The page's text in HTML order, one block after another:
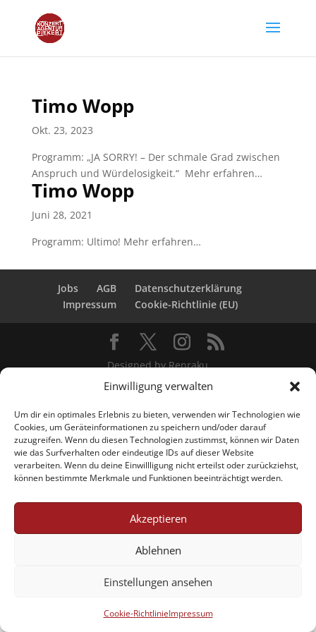
Einwilligung verwalten
Um dir ein optimales Erlebnis zu bieten, verwenden wir Technologien wie
Cookies, um Geräteinformationen zu speichern und/oder darauf
zuzugreifen. Wenn du diesen Technologien zustimmst, können wir Daten
wie das Surfverhalten oder eindeutige IDs auf dieser Website
verarbeiten. Wenn du deine Einwillligung nicht erteilst oder zurückziehst,
können bestimmte Merkmale und Funktionen beeinträchtigt werden.
Akzeptieren
Ablehnen
Einstellungen ansehen
Cookie-RichtlinieImpressum
Timo Wopp
Okt. 23, 2023
Programm: „JA SORRY! – Der schmale Grad zwischen
Anspruch und Würdelosigkeit.“ Mehr erfahren…
Timo Wopp
Juni 28, 2021
Programm: Ultimo! Mehr erfahren…
Jobs AGB
Datenschutzerklärung
Impressum
Cookie-Richtlinie (EU)
Designed by Renraku